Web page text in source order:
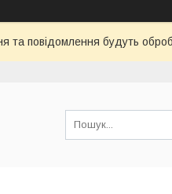
та повідомлення будуть